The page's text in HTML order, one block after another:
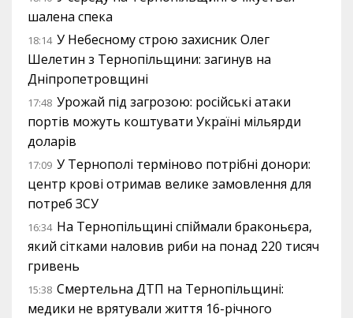
шалена спека
18:14 У Небесному строю захисник Олег
Шелетин з Тернопільщини: загинув на
Дніпропетровщині
17:48 Урожай під загрозою: російські атаки
портів можуть коштувати Україні мільярди
доларів
17:09 У Тернополі терміново потрібні донори:
центр крові отримав велике замовлення для
потреб ЗСУ
16:34 На Тернопільщині спіймали браконьєра,
який сітками наловив риби на понад 220 тисяч
гривень
15:38 Смертельна ДТП на Тернопільщині:
медики не врятували життя 16-річного